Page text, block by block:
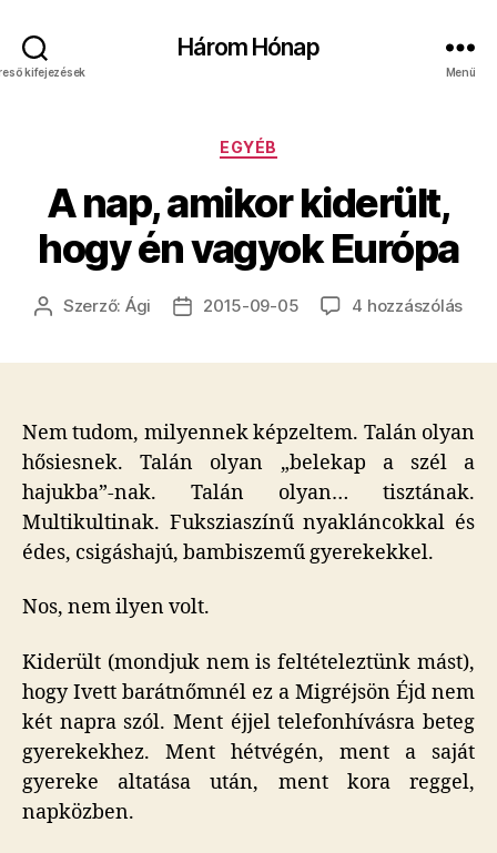
kifejezések
Három Hónap
Menü
Kategóriák
EGYÉB
A nap, amikor kiderült,
hogy én vagyok Európa
Bejegyzés
Szerző: Ági
Bejegyzés
2015-09-05 4 hozzászólásA
én
Nem tudom, milyennek képzeltem. Talán olyan
hősiesnek. Talán olyan „belekap a szél a
hajukba”-nak. Talán olyan… tisztának.
Multikultinak. Fuksziaszínű nyakláncokkal és
édes, csigáshajú, bambiszemű gyerekekkel.
Nos, nem ilyen volt.
Kiderült (mondjuk nem is feltételeztünk mást),
hogy Ivett barátnőmnél ez a Migréjsön Éjd nem
két napra szól. Ment éjjel telefonhívásra beteg
gyerekekhez. Ment hétvégén, ment a saját
gyereke altatása után, ment kora reggel,
napközben.